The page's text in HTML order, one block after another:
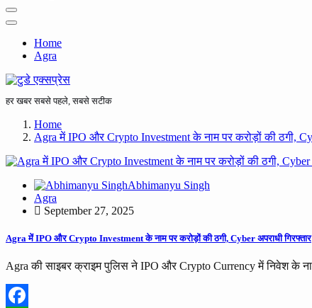
Home
Agra
हर खबर सबसे पहले, सबसे सटीक
Home
Agra में IPO और Crypto Investment के नाम पर करोड़ों की ठगी,
Abhimanyu Singh
Agra
September 27, 2025
Agra में IPO और Crypto Investment के नाम पर करोड़ों की ठगी, Cyber अपराधी गिरफ्तार
Agra की साइबर क्राइम पुलिस ने IPO और Crypto Currency में निवेश के